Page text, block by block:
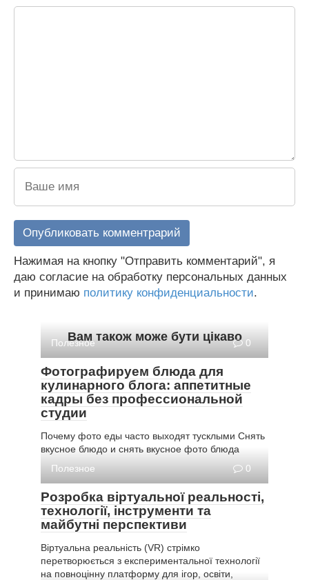
Нажимая на кнопку "Отправить комментарий", я
даю согласие на обработку персональных данных
и принимаю политику конфиденциальности.
Вам також може бути цікаво
Полезное 0
Фотографируем блюда для
кулинарного блога: аппетитные
кадры без профессиональной
студии
Почему фото еды часто выходят тусклыми Снять
вкусное блюдо и снять вкусное фото блюда
Полезное
0
Розробка віртуальної реальності,
технології, інструменти та
майбутні перспективи
Віртуальна реальність (VR) стрімко
перетворюється з експериментальної технології
на повноцінну платформу для ігор, освіти,